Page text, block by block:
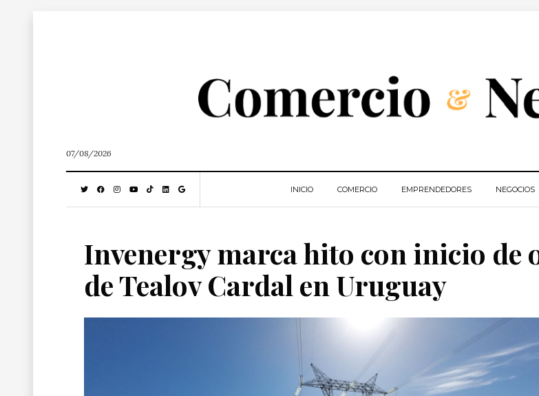
07/08/2026
INICIO COMERCIO EMPRENDEDORES NEGOCIOS
Invenergy marca hito con inicio de
de Tealov Cardal en Uruguay